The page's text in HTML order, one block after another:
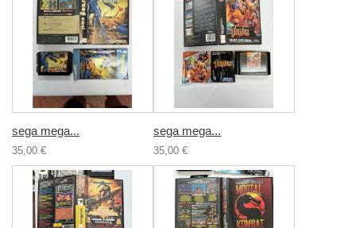
sega mega...
35,00 €
sega mega...
35,00 €